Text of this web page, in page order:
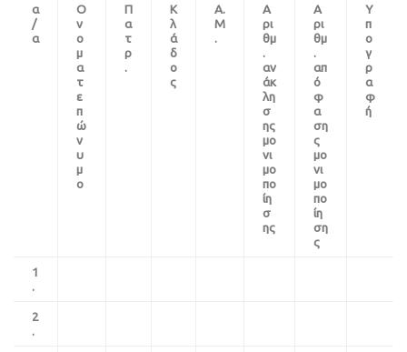
α
/
α
Ο
ν
ο
μ
α
τ
ε
π
ώ
ν
υ
μ
ο
Π
α
τ
ρ
.
Κ
λ
ά
δ
ο
ς
Α.
Μ
.
Α
ρι
θμ
.
αν
άκ
λη
σ
ης
μο
νι
μο
πο
ίη
σ
ης
Α
ρι
θμ
.
απ
ό
φ
α
ση
ς
μο
νι
μο
πο
ίη
ση
ς
Υ
π
ο
γ
ρ
α
φ
ή
1
.
2
.